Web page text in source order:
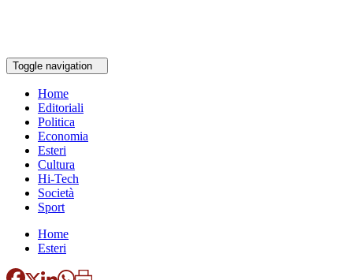
Toggle navigation
Home
Editoriali
Politica
Economia
Esteri
Cultura
Hi-Tech
Società
Sport
Home
Esteri